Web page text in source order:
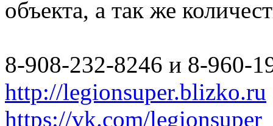
объекта, а так же
8-908-232-8246 и 8-960-
http://legionsuper.blizko.ru
https://vk.com/legionsuper